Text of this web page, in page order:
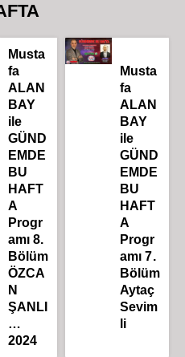
Musta
fa
ALAN
BAY
ile
GÜND
EMDE
BU
HAFT
A
Progr
amı 8.
Bölüm
ÖZCA
N
ŞANLI
…
2024
Musta
fa
ALAN
BAY
ile
GÜND
EMDE
BU
HAFT
A
Progr
amı 7.
Bölüm
Aytaç
Sevim
li